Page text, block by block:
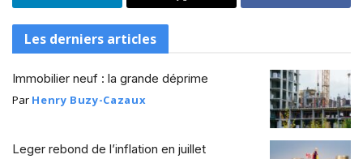
Les derniers articles
Immobilier neuf : la grande déprime
Par Henry Buzy-Cazaux
Leger rebond de l’inflation en juillet